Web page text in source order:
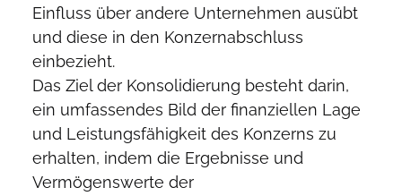
Einfluss über andere Unternehmen ausübt
und diese in den Konzernabschluss
einbezieht.
Das Ziel der Konsolidierung besteht darin,
ein umfassendes Bild der finanziellen Lage
und Leistungsfähigkeit des Konzerns zu
erhalten, indem die Ergebnisse und
Vermögenswerte der